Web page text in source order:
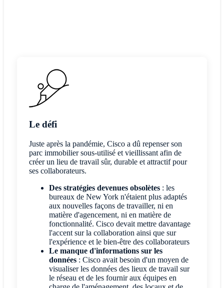
Le défi
Juste après la pandémie, Cisco a dû repenser son
parc immobilier sous-utilisé et vieillissant afin de
créer un lieu de travail sûr, durable et attractif pour
ses collaborateurs.
Des stratégies devenues obsolètes: les
bureaux de New York n'étaient plus adaptés
aux nouvelles façons de travailler, ni en
matière d'agencement, ni en matière de
fonctionnalité. Cisco devait mettre davantage
l'accent sur la collaboration ainsi que sur
l'expérience et le bien-être des collaborateurs
Le manque d'informations sur les
données: Cisco avait besoin d'un moyen de
visualiser les données des lieux de travail sur
le réseau et de les fournir aux équipes en